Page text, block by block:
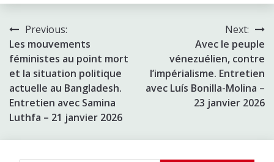
Post
navigation
Previous:
Les mouvements
féministes au point mort
et la situation politique
actuelle au Bangladesh.
Entretien avec Samina
Luthfa – 21 janvier 2026
Next:
Avec le peuple
vénezuélien, contre
l’impérialisme. Entretien
avec Luís Bonilla-Molina –
23 janvier 2026